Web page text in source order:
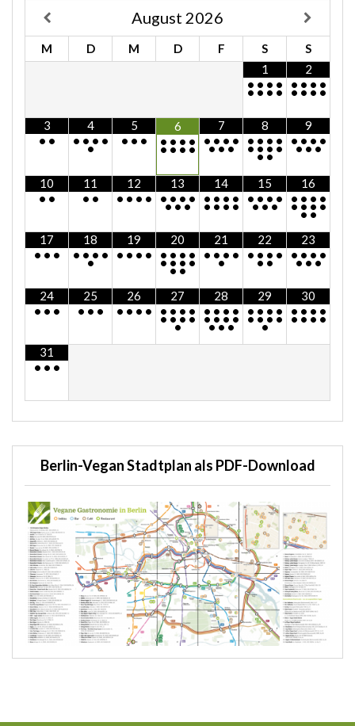
August 2026
M D M D F S
S
1
• • • •
• • • •
2
• • • •
• • • •
3
• •
4
• • • •
•
5
• • •
6
• • • •
• • • •
7
• • • •
•••
8
• • • •
• • • •
• •
9
• • • •
•••
10
• •
11
• •
12
• • • •
13
• • • •
•••
14
• • • •
• • • •
15
• • • •
•••
16
• • • •
• • • •
• •
17
• • •
18
• • • •
•
19
• • • •
20
• • • •
• • • •
• •
21
• • • •
•
22
• • • •
• •
23
• • • •
•••
24
• • •
25
• • •
26
• • • •
27
• • • •
• • • •
•
28
• • • •
• • • •
•••
29
• • • •
• • • •
•
30
• • • •
• • • •
31
• • •
Berlin-Vegan Stadtplan als PDF-Download